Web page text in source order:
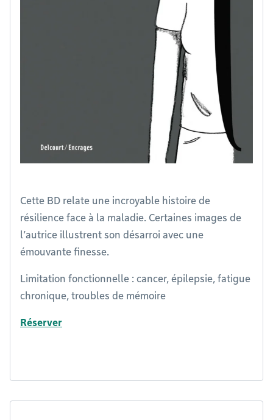
Cette BD relate une incroyable histoire de
résilience face à la maladie. Certaines images de
l’autrice illustrent son désarroi avec une
émouvante finesse.
Limitation fonctionnelle : cancer, épilepsie, fatigue
chronique, troubles de mémoire
Réserver